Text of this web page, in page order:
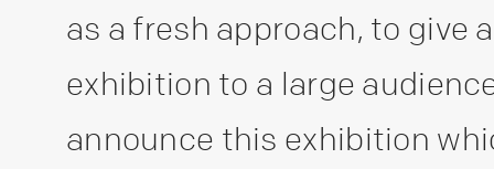
as a fresh approach, to give
exhibition to a large
announce this exhibition